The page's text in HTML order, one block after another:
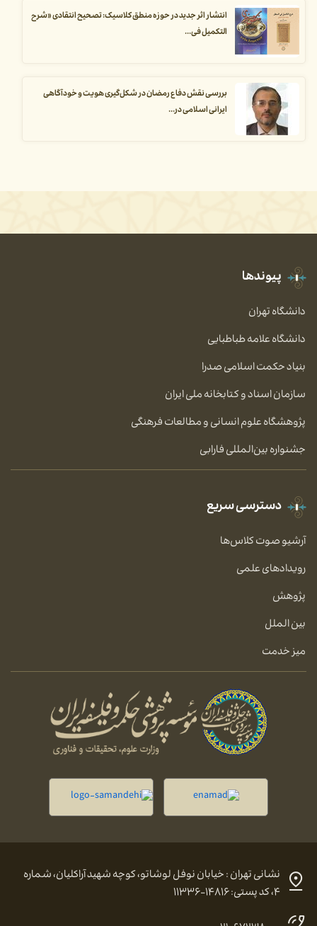
انتشار اثر جدید در حوزه منطق کلاسیک: تصحیح انتقادی «شرح
التکمیل فی...
بررسی نقش دفاع رمضان در شکل‌گیری هویت و خودآگاهی
ایرانی اسلامی در...
پیوندها
دانشگاه تهران
دانشگاه علامه طباطبایی
بنیاد حکمت اسلامی صدرا
سازمان اسناد و کتابخانه ملی ایران
پژوهشگاه علوم انسانی و مطالعات فرهنگی
جشنواره بین‌المللی فارابی
دسترسی سریع
آرشیو صوت کلاس‌ها
رویدادهای علمی
پژوهش
بین الملل
میز خدمت
نشانی تهران : خیابان نوفل لوشاتو، کوچه شهید آراکلیان، شماره
۴، کد پستی: ۱۴۸۱۶-۱۱۳۳۶